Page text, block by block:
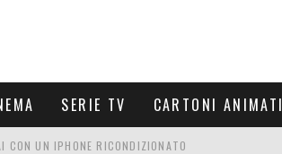
SERIE TV CARTONI ANIMATI
CON UN IPHONE RICONDIZIONATO